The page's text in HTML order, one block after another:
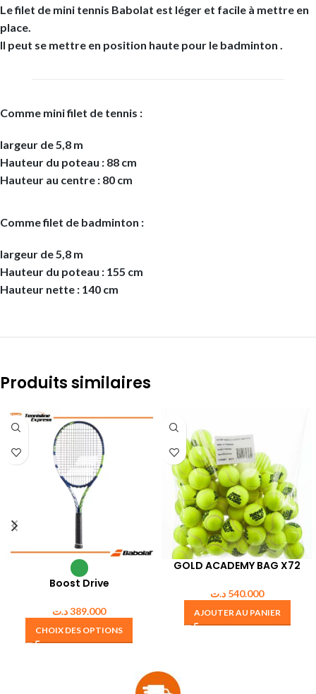
Le filet de mini tennis Babolat est léger et facile à mettre en
place.
Il peut se mettre en position haute pour le badminton .
Comme mini filet de tennis :
largeur de 5,8 m
Hauteur du poteau : 88 cm
Hauteur au centre : 80 cm
Comme filet de badminton :
largeur de 5,8 m
Hauteur du poteau : 155 cm
Hauteur nette : 140 cm
Produits similaires
Boost Drive
389.000د.ت
CHOIX DES OPTIONS
GOLD ACADEMY BAG X72
540.000 د.ت
AJOUTER AU PANIER